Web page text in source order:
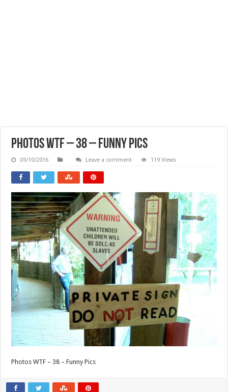
Photos WTF – 38 – Funny Pics
05/10/2016 Leave a comment 119 Views
Photos WTF – 38 – Funny Pics